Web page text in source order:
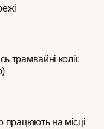
трамвайні колії:
працюють на місці